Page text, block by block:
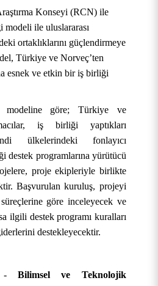
Konseyi (RCN) ile
modeli ile uluslararası
ortaklıklarını güçlendirmeye
Türkiye ve Norveç’ten
esnek ve etkin bir iş birliği
göre; Türkiye ve
iş birliği yaptıkları
ülkelerindeki fonlayıcı
destek programlarına yürütücü
proje ekipleriyle birlikte
Başvurulan kuruluş, projeyi
göre inceleyecek ve
ilgili destek programı kuralları
destekleyecektir.
Bilimsel ve Teknolojik